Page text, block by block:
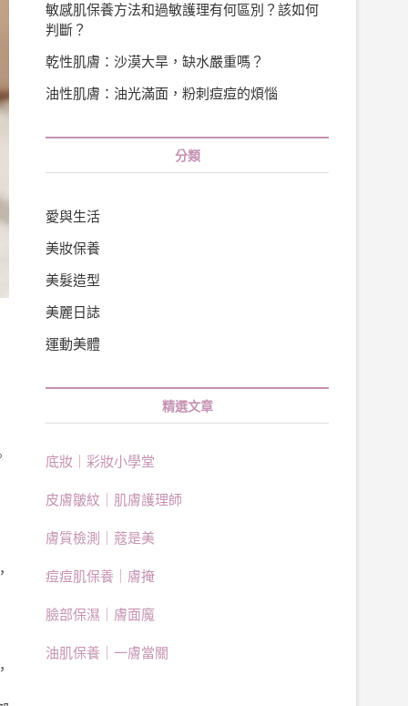
敏感肌保養方法和過敏護理有何區別？該如何
判斷？
乾性肌膚：沙漠大旱，缺水嚴重嗎？
油性肌膚：油光滿面，粉刺痘痘的煩惱
分類
愛與生活
美妝保養
美髮造型
美麗日誌
運動美體
精選文章
底妝｜彩妝小學堂
皮膚皺紋｜肌膚護理師
膚質檢測｜蔻是美
痘痘肌保養｜膚掩
臉部保濕｜膚面魔
油肌保養｜一膚當關